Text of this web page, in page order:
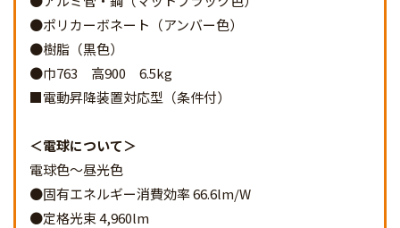
●ポリカーボネート（アンバー色）
●樹脂（黒色）
●巾763 高900 6.5kg
■電動昇降装置対応型（条件付）
電球について
電球色～昼光色
●固有エネルギー消費効率 66.6lm/W
●定格光束 4,960lm